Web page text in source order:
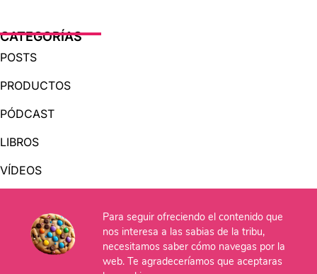
CATEGORÍAS
POSTS
PRODUCTOS
PÓDCAST
LIBROS
VÍDEOS
OTRAS PÁGINAS
Para seguir ofreciendo el contenido que
nos interesa a las sabias de la tribu,
necesitamos saber cómo navegas por la
web. Te agradeceríamos que aceptaras